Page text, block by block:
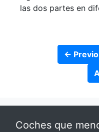
las dos partes en
← Previo
Coches que